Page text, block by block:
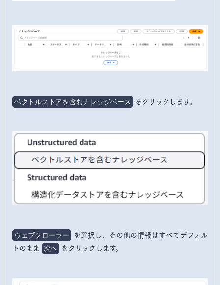
ベクトルストアを含むナレッジベース をクリックします。
ウェブクローラー
を選択し、その他の情報はすべてデフォル
トのまま
次へ をクリックします。